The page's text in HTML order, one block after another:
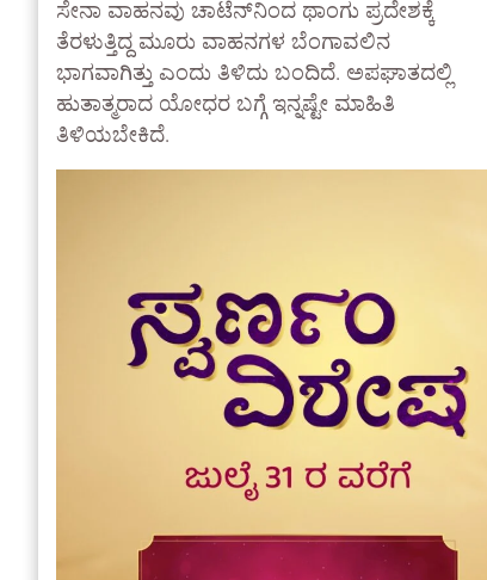
ಸೇನಾ ವಾಹನವು ಚಾಟೆನ್‌ನಿಂದ ಥಾಂಗು ಪ್ರದೇಶಕ್ಕೆ
ತೆರಳುತ್ತಿದ್ದ ಮೂರು ವಾಹನಗಳ ಬೆಂಗಾವಲಿನ
ಭಾಗವಾಗಿತ್ತು ಎಂದು ತಿಳಿದು ಬಂದಿದೆ. ಅಪಘಾತದಲ್ಲಿ
ಹುತಾತ್ಮರಾದ ಯೋಧರ ಬಗ್ಗೆ ಇನ್ನಷ್ಟೇ ಮಾಹಿತಿ
ತಿಳಿಯಬೇಕಿದೆ.